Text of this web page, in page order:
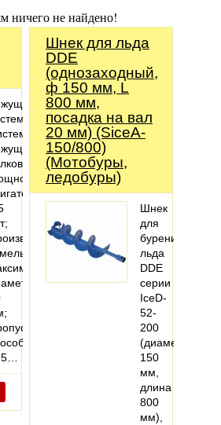
ничего не найдено!
Шнек для льда
DDE
(однозаходный,
ф 150 мм, L
800 мм,
посадка на вал
20 мм) (SiceA-
150/800)
(Мотобуры,
ледобуры)
Шнек
для
бурения
льда
DDE
серии
IceD-
52-
200
(диаметр
150
мм,
длина
800
мм),